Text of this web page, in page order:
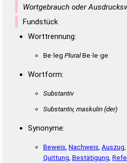
Wortgebrauch oder
Fundstück
Worttrennung:
Be·leg PluralBe·le·ge
Wortform:
Substantiv
Substantiv, maskulin(der)
Synonyme:
Beweis Nachweis Auszug
Quittung Bestätigung